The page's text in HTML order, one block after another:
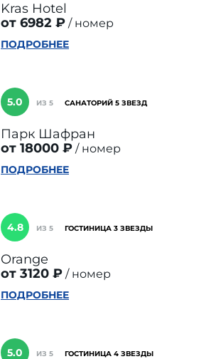
Kras Hotel
от 6982 ₽
номер
ПОДРОБНЕЕ
5.0 ИЗ 5 САНАТОРИЙ 5 ЗВЕЗД
Парк Шафран
от 18000 ₽
номер
ПОДРОБНЕЕ
4.8 ИЗ 5 ГОСТИНИЦА 3 ЗВЕЗДЫ
Orange
от 3120 ₽
номер
ПОДРОБНЕЕ
5.0 ИЗ 5 ГОСТИНИЦА 4 ЗВЕЗДЫ